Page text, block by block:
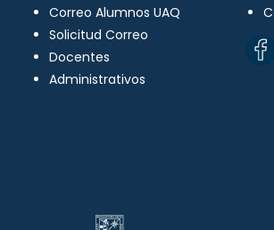
Correo Alumnos UAQ
Solicitud Correo
Docentes
Administrativos